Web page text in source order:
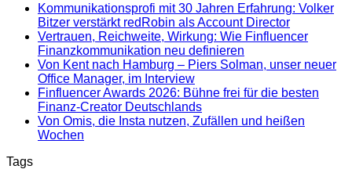
Kommunikationsprofi mit 30 Jahren Erfahrung: Volker
Bitzer verstärkt redRobin als Account Director
Vertrauen, Reichweite, Wirkung: Wie Finfluencer
Finanzkommunikation neu definieren
Von Kent nach Hamburg – Piers Solman, unser neuer
Office Manager, im Interview
Finfluencer Awards 2026: Bühne frei für die besten
Finanz-Creator Deutschlands
Von Omis, die Insta nutzen, Zufällen und heißen
Wochen
Tags